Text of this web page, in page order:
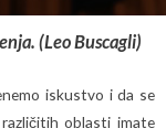
(Leo Buscagli)
iskustvo i da se
oblasti imate